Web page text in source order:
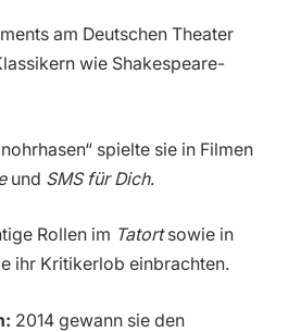
am Deutschen Theater
wie Shakespeare-
spielte sie in Filmen
und SMS für Dich.
Rollen im Tatortsowie in
ihr Kritikerlob einbrachten.
2014 gewann sie den